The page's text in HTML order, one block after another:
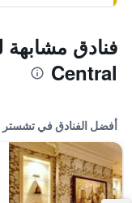
Central
أفضل الفنادق في تشستر